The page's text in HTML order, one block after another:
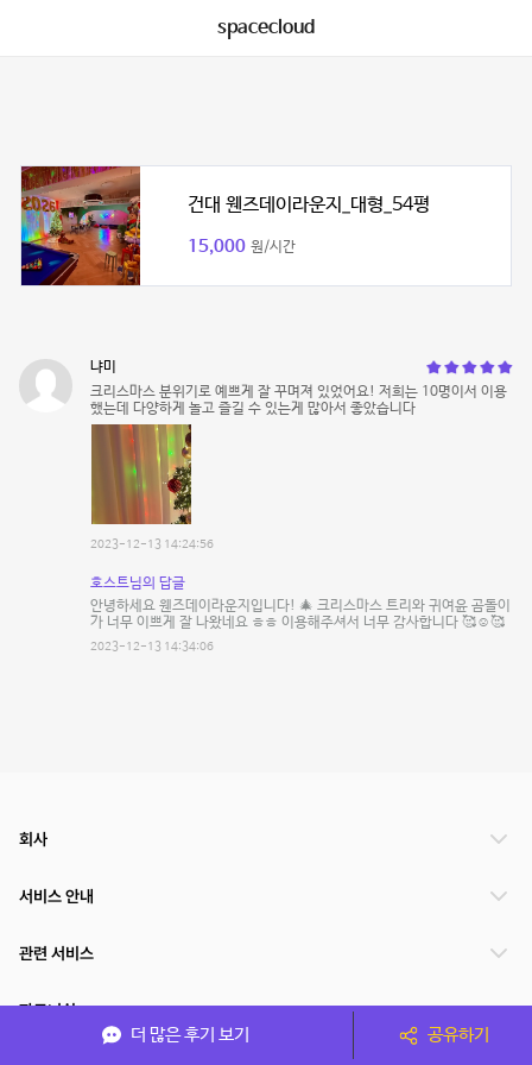
spacecloud
건대 웬즈데이라운지_대형_54평
15,000 원/시간
냐미
크리스마스 분위기로 예쁘게 잘 꾸며져 있었어요! 저희는 10명이서 이용
했는데 다양하게 놀고 즐길 수 있는게 많아서 좋았습니다
2023-12-13 14:24:56
호스트님의 답글
안녕하세요 웬즈데이라운지입니다! 🎄 크리스마스 트리와 귀여윤 곰돌이
가 너무 이쁘게 잘 나왔네요 ㅎㅎ 이용해주셔서 너무 감사합니다 🥰☺️🥰
2023-12-13 14:34:06
더 많은 후기 보기 공유하기
회사
서비스 안내
관련 서비스
파트너쉽